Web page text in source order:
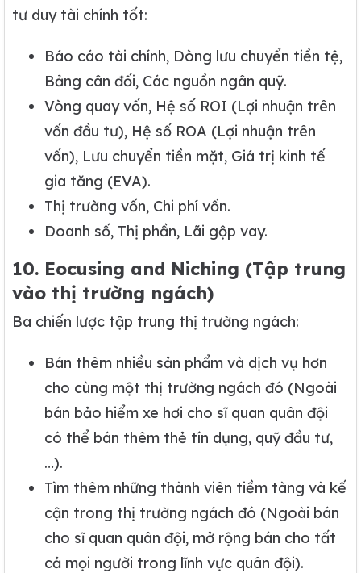
tư duy tài chính tốt:
Báo cáo tài chính, Dòng lưu chuyển tiền tệ,
Bảng cân đối, Các nguồn ngân quỹ.
Vòng quay vốn, Hệ số ROI (Lợi nhuận trên
vốn đầu tư), Hệ số ROA (Lợi nhuận trên
vốn), Lưu chuyển tiền mặt, Giá trị kinh tế
gia tăng (EVA).
Thị trường vốn, Chi phí vốn.
Doanh số, Thị phần, Lãi gộp vay.
10. Eocusing and Niching (Tập trung
vào thị trường ngách)
Ba chiến lược tập trung thị trường ngách:
Bán thêm nhiều sản phẩm và dịch vụ hơn
cho cùng một thị trường ngách đó (Ngoài
bán bảo hiểm xe hơi cho sĩ quan quân đội
có thể bán thêm thẻ tín dụng, quỹ đầu tư,
…).
Tìm thêm những thành viên tiềm tàng và kế
cận trong thị trường ngách đó (Ngoài bán
cho sĩ quan quân đội, mở rộng bán cho tất
cả mọi người trong lĩnh vực quân đội).